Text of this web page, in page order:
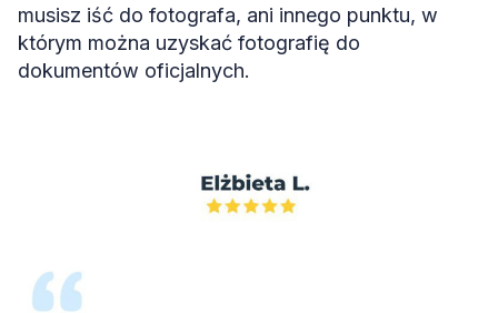
musisz iść do fotografa, ani innego punktu, w
którym można uzyskać fotografię do
dokumentów oficjalnych.